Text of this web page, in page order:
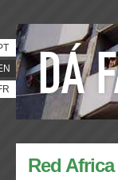
Red